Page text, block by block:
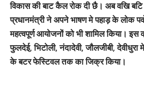
विकास की बाट कैल रोक दी छै। अब वखि
प्रधानमंत्री ने अपने भाषण मे पहाड़ के लोक
महत्वपूर्ण आयोजनों को भी शामिल किया। इस
फुलदेई, भिटोली, नंदादेवी, जौलजीबी,
के बटर फेस्टिवल तक का जिक्र किया।